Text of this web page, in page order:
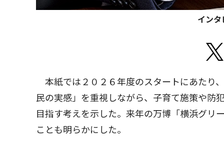
インタ
本紙では２０２６年度のスタートにあたり
民の実感」を重視しながら、子育て施策や防
目指す考えを示した。来年の万博「横浜グリ
ことも明らかにした。